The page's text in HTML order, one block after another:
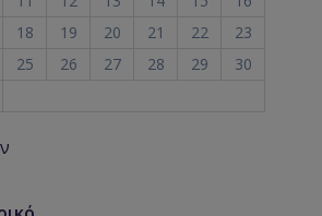
18 19 20 21 22
23
25 26 27 28 29
30